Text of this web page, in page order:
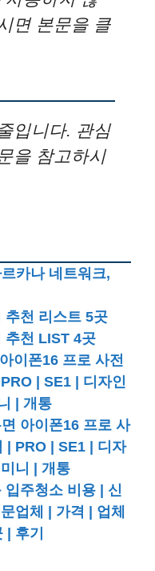
면 본문을 클
입니다. 관심
을 참고하시
카나 네트워크,
추천 리스트 5곳
추천 LIST 4곳
이폰16 프로 사전
| SE1 | 디자인
| 개통
아이폰16 프로 사
| PRO | SE1 | 디자
니 | 개통
주청소 비용 | 신
업체 | 가격 | 업체
후기